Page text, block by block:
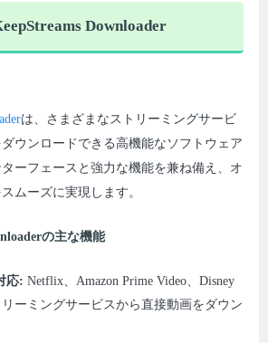
Downloader
は、さまざまなストリーミングサービ
ウンロードできる高機能なソフトウェア
ーフェースと強力な機能を兼ね備え、オ
ムーズに実現します。
の主な機能
応: Netflix、Amazon Prime Video、Disney
ーミングサービスから直接動画をダウン